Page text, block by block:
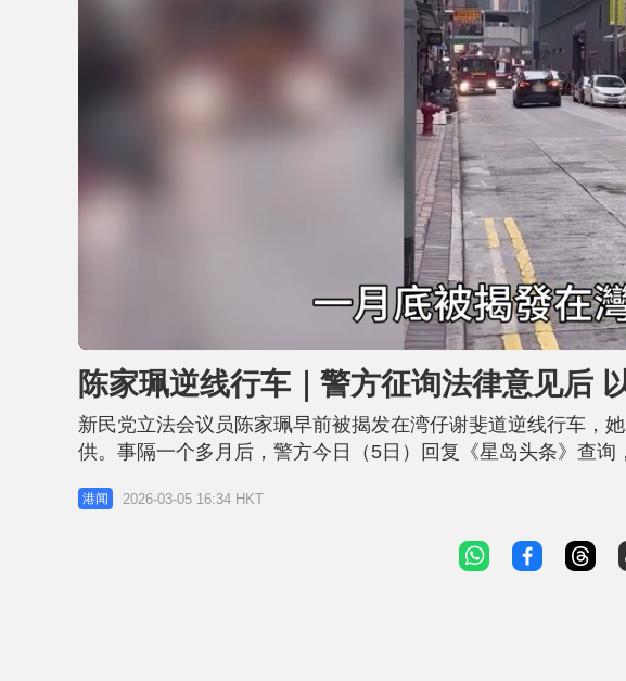
n
u
t
e
L
o
d
e
d
:
8
9
.
0
5
陈家珮逆线行车｜警方征询法律意见后
新民党立法会议员陈家珮早前被揭发在湾仔谢斐道逆线行车，
供。事隔一个多月后，警方今日（5日）回复《星岛头条》查
后，早前以传票方式控告陈家珮「不小心驾驶」。 不小心驾
章《道路交通条例》，任何人在道路上驾驶车辆时，如无适当
港闻 2026-03-05 16:34 HKT